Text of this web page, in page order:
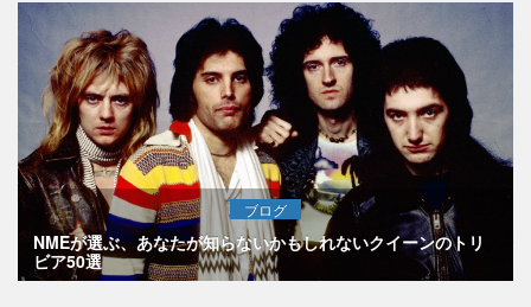
ブログ
NMEが選ぶ、あなたが知らないかもしれないクイーンのトリ
ビア50選